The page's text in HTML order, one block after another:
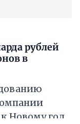
рублей
в
Новому году